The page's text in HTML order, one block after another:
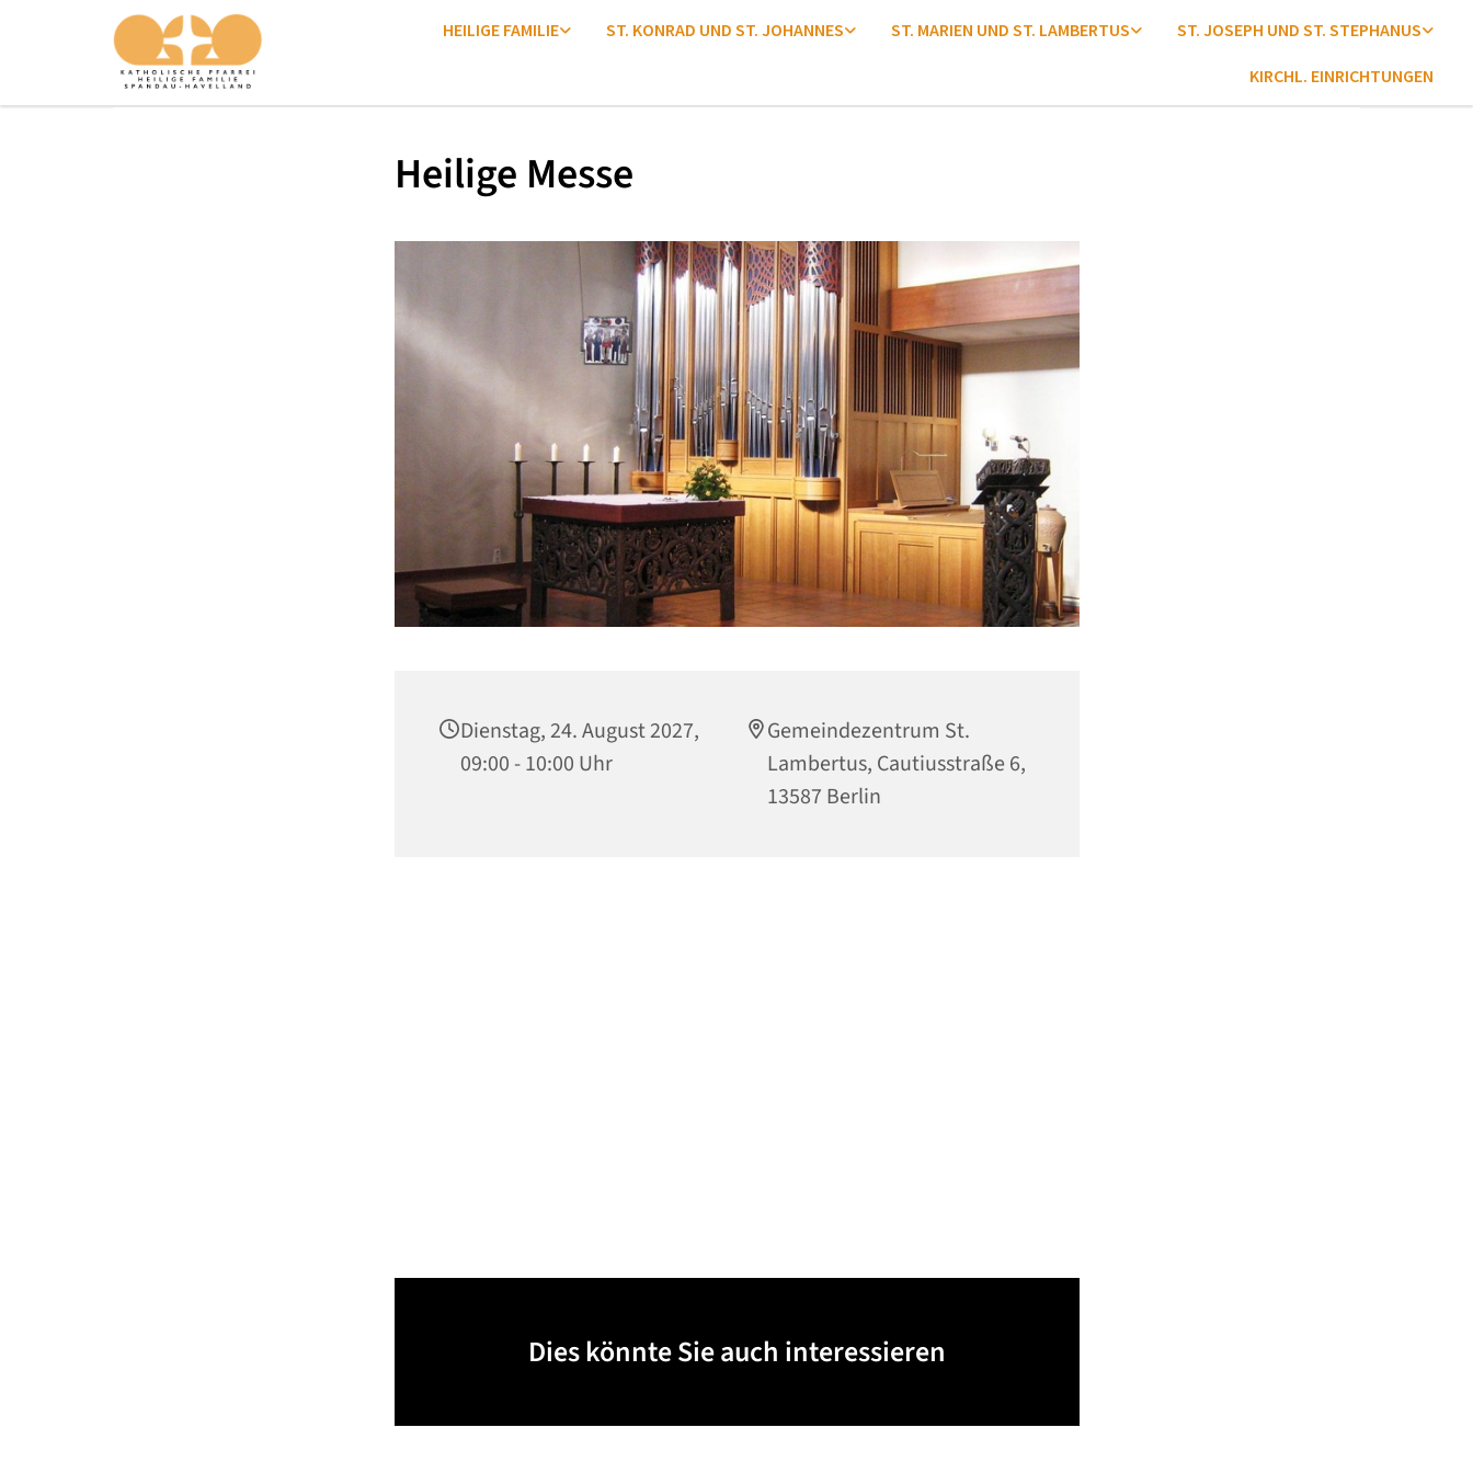
HEILIGE FAMILIE ST. KONRAD UND ST. JOHANNES ST. MARIEN UND ST. LAMBERTUS ST. JOSEPH UND ST. STEPHANUS
KIRCHL. EINRICHTUNGEN
Heilige Messe
Dienstag, 24. August 2027,
09:00 - 10:00 Uhr
Gemeindezentrum St.
Lambertus, Cautiusstraße 6,
13587 Berlin
Dies könnte Sie auch interessieren